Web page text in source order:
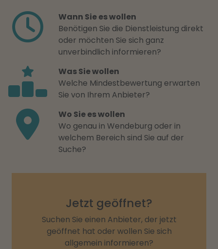
Wann Sie es wollen
Benötigen Sie die Dienstleistung direkt
oder möchten Sie sich ganz
unverbindlich informieren?
Was Sie wollen
Welche Mindestbewertung erwarten
Sie von Ihrem Anbieter?
Wo Sie es wollen
Wo genau in Wendeburg oder in
welchem Bereich sind Sie auf der
Suche?
Jetzt geöffnet?
Suchen Sie einen Anbieter, der jetzt
geöffnet hat oder wollen Sie sich
allgemein informieren?